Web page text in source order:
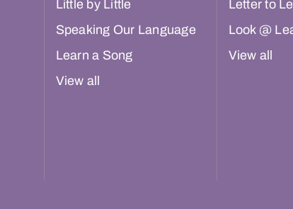
Little by Little
Speaking Our Language
Learn a Song
View all
Letter to
Look @
View all